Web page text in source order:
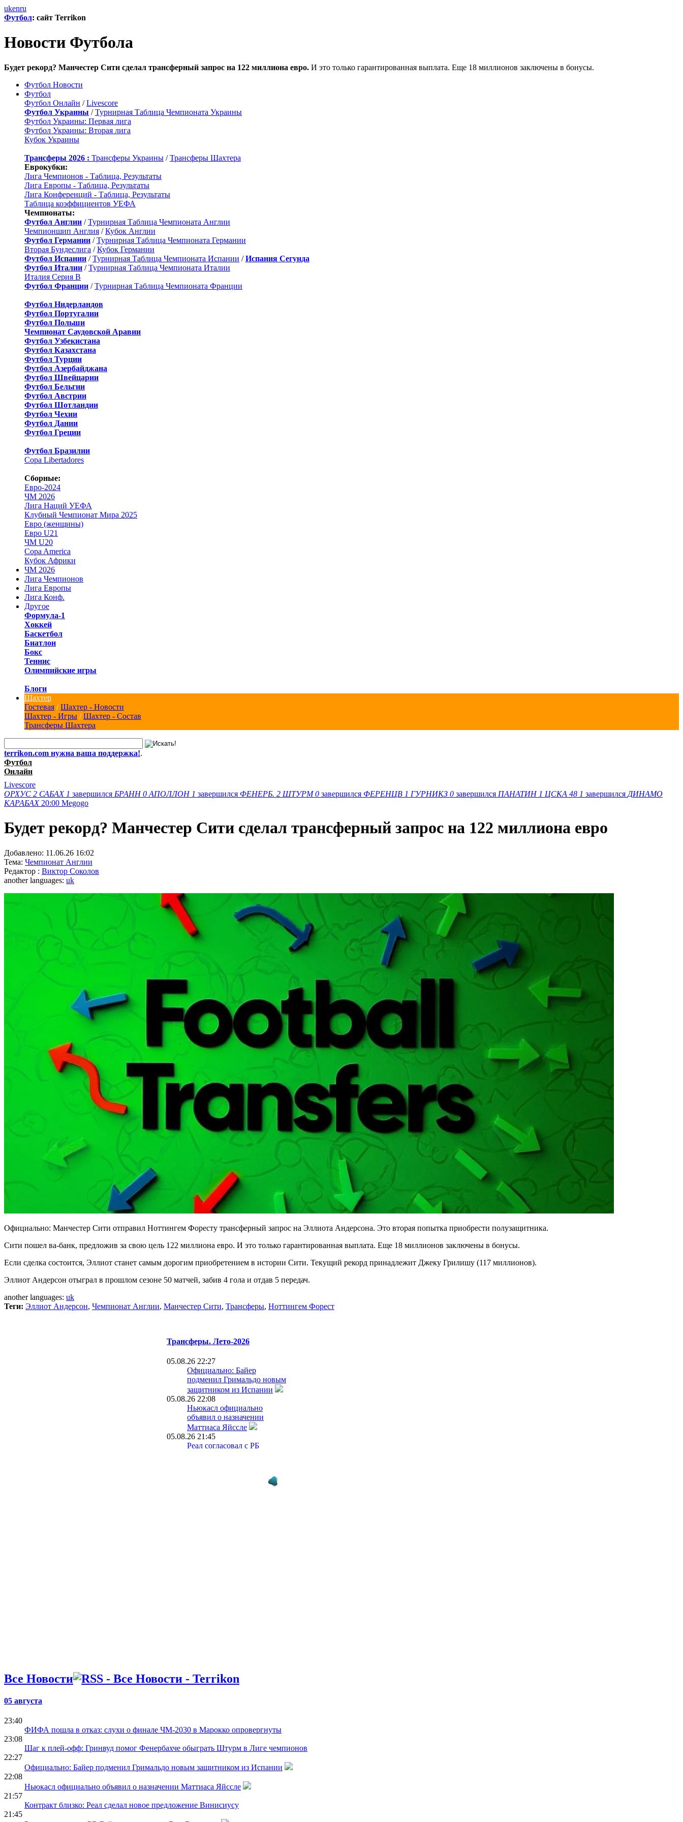
ukenru
Футбол: сайт Terrikon
Новости Футбола
Будет рекорд? Манчестер Сити сделал трансферный запрос на 122 миллиона евро. И это только гарантированная выплата. Еще 18 миллионов заключены в бонусы.
Футбол Новости
Футбол
Футбол Онлайн /Livescore
Футбол Украины /Турнирная Таблица Чемпионата Украины
Футбол Украины: Первая лига
Футбол Украины: Вторая лига
Кубок Украины
Трансферы 2026 : Трансферы Украины /Трансферы Шахтера
Еврокубки:
Лига Чемпионов - Таблица, Результаты
Лига Европы - Таблица, Результаты
Лига Конференций - Таблица, Результаты
Таблица коэффициентов УЕФА
Чемпионаты:
Футбол Англии /Турнирная Таблица Чемпионата Англии
Чемпионшип Англия /Кубок Англии
Футбол Германии /Турнирная Таблица Чемпионата Германии
Вторая Бундеслига /Кубок Германии
Футбол Испании /Турнирная Таблица Чемпионата Испании /Испания Сегунда
Футбол Италии /Турнирная Таблица Чемпионата Италии
Италия Серия B
Футбол Франции /Турнирная Таблица Чемпионата Франции
Футбол Нидерландов
Футбол Португалии
Футбол Польши
Чемпионат Саудовской Аравии
Футбол Узбекистана
Футбол Казахстана
Футбол Турции
Футбол Азербайджана
Футбол Швейцарии
Футбол Бельгии
Футбол Австрии
Футбол Шотландии
Футбол Чехии
Футбол Дании
Футбол Греции
Футбол Бразилии
Copa Libertadores
Сборные:
Евро-2024
ЧМ 2026
Лига Наций УЕФА
Клубный Чемпионат Мира 2025
Евро (женщины)
Евро U21
ЧМ U20
Copa America
Кубок Африки
ЧМ 2026
Лига Чемпионов
Лига Европы
Лига Конф.
Другое
Формула-1
Хоккей
Баскетбол
Биатлон
Бокс
Теннис
Олимпийские игры
Блоги
Шахтер
Гостевая /Шахтер - Новости
Шахтер - Игры /Шахтер - Состав
Трансферы Шахтера
terrikon.com нужна ваша поддержка!.
Футбол
Онлайн
Livescore
ОРХУС 2 САБАХ 1 завершился БРАНН 0 АПОЛЛОН 1 завершился ФЕНЕРБ. 2 ШТУРМ 0 завершился ФЕРЕНЦВ 1 ГУРНИКЗ 0 завершился ПАНАТИН 1 ЦСКА 48 1 завершился ДИНАМО
КАРАБАХ 20:00 Megogo
Будет рекорд? Манчестер Сити сделал трансферный запрос на 122 миллиона евро
Добавлено: 11.06.26 16:02
Тема: Чемпионат Англии
Редактор : Виктор Соколов
another languages: uk
Официально: Манчестер Сити отправил Ноттингем Форесту трансферный запрос на Эллиота Андерсона. Это вторая попытка приобрести полузащитника.
Сити пошел ва-банк, предложив за свою цель 122 миллиона евро. И это только гарантированная выплата. Еще 18 миллионов заключены в бонусы.
Если сделка состоится, Эллиот станет самым дорогим приобретением в истории Сити. Текущий рекорд принадлежит Джеку Грилишу (117 миллионов).
Эллиот Андерсон отыграл в прошлом сезоне 50 матчей, забив 4 гола и отдав 5 передач.
another languages: uk
Теги: Эллиот Андерсон, Чемпионат Англии, Манчестер Сити, Трансферы, Ноттингем Форест
Трансферы. Лето-2026
05.08.26 22:27
Официально: Байер
подменил Гримальдо новым
защитником из Испании
05.08.26 22:08
Ньюкасл официально
объявил о назначении
Маттиаса Яйссле
05.08.26 21:45
Реал согласовал с РБ
Все Новости
05 августа
23:40
ФИФА пошла в отказ: слухи о финале ЧМ-2030 в Марокко опровергнуты
23:08
Шаг к плей-офф: Гринвуд помог Фенербахче обыграть Штурм в Лиге чемпионов
22:27
Официально: Байер подменил Гримальдо новым защитником из Испании
22:08
Ньюкасл официально объявил о назначении Маттиаса Яйссле
21:57
Контракт близко: Реал сделал новое предложение Винисиусу
21:45